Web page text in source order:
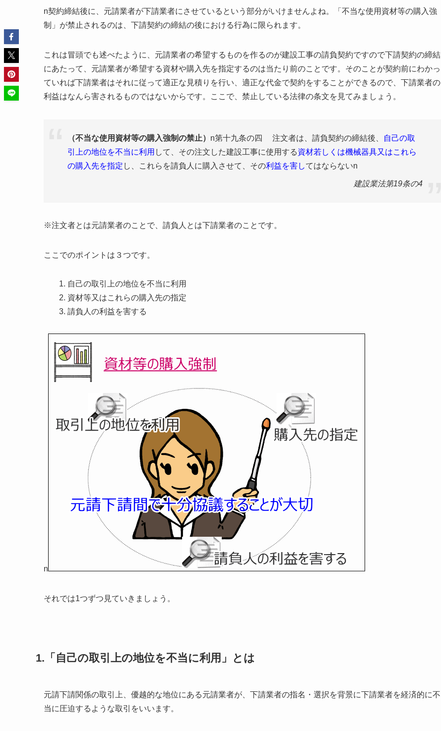
n契約締結後に、元請業者が下請業者にさせているという部分がいけませんよね。「不当な使用資材等の購入強
制」が禁止されるのは、下請契約の締結の後における行為に限られます。
これは冒頭でも述べたように、元請業者の希望するものを作るのが建設工事の請負契約ですので下請契約の締結
にあたって、元請業者が希望する資材や購入先を指定するのは当たり前のことです。そのことが契約前にわかっ
ていれば下請業者はそれに従って適正な見積りを行い、適正な代金で契約をすることができるので、下請業者の
利益はなんら害されるものではないからです。ここで、禁止している法律の条文を見てみましょう。
（不当な使用資材等の購入強制の禁止） n第十九条の四 注文者は、請負契約の締結後、
自己の取
引上の地位を不当に利用 して、その注文した建設工事に使用する資材若しくは機械器具又はこれら
の購入先を指定 し、これらを請負人に購入させて、その利益を害してはならないn
建設業法第19条の4
※注文者とは元請業者のことで、請負人とは下請業者のことです。
ここでのポイントは３つです。
自己の取引上の地位を不当に利用
資材等又はこれらの購入先の指定
請負人の利益を害する
n
それでは1つずつ見ていきましょう。
1.「自己の取引上の地位を不当に利用」とは
元請下請関係の取引上、優越的な地位にある元請業者が、下請業者の指名・選択を背景に下請業者を経済的に不
当に圧迫するような取引をいいます。